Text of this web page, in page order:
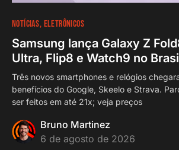
NOTÍCIAS ELETRÔNICOS
Samsung lança Galaxy Z
Ultra, Flip8 e Watch9 no
Três novos smartphones e relógios
benefícios do Google, Skeelo e Strava.
ser feitos em até 21x; veja preços
Bruno Martinez
6 de agosto de 2026